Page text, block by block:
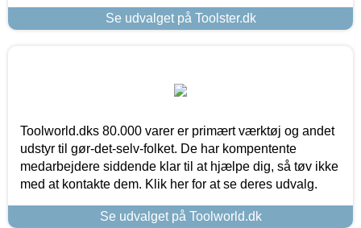
Se udvalget på Toolster.dk
Toolworld.dks 80.000 varer er primært værktøj og andet
udstyr til gør-det-selv-folket. De har kompentente
medarbejdere siddende klar til at hjælpe dig, så tøv ikke
med at kontakte dem. Klik her for at se deres udvalg.
Se udvalget på Toolworld.dk